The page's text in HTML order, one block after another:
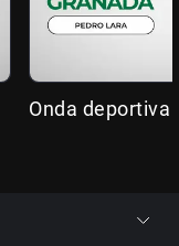
Onda deportiva